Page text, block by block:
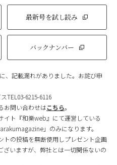
最新号を試し読み
バックナンバー
、記載漏れがありました。お詫び申
TEL03-6215-6116
お問い合わせはこちら。
イト『和樂web』にて運営している
」のみになります。
の投稿を無断使用しプレゼント企画
ざいますが、弊社とは一切関係ないの